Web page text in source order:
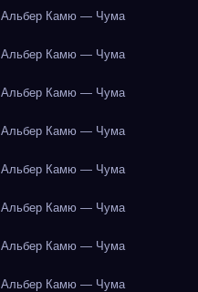
Альбер Камю — Чума
Альбер Камю — Чума
Альбер Камю — Чума
Альбер Камю — Чума
Альбер Камю — Чума
Альбер Камю — Чума
Альбер Камю — Чума
Альбер Камю — Чума